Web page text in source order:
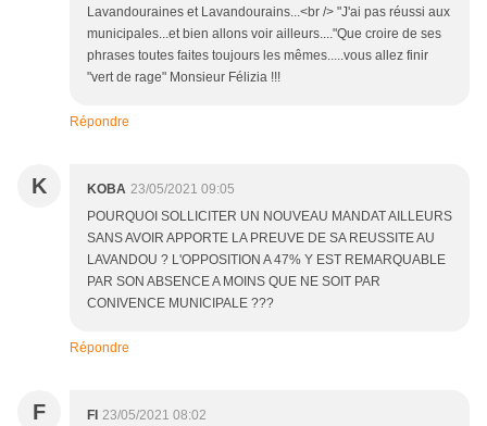
Lavandouraines et Lavandourains...<br /> "J'ai pas réussi aux
municipales...et bien allons voir ailleurs...."Que croire de ses
phrases toutes faites toujours les mêmes.....vous allez finir
"vert de rage" Monsieur Félizia !!!
Répondre
K KOBA 23/05/2021 09:05
POURQUOI SOLLICITER UN NOUVEAU MANDAT AILLEURS
SANS AVOIR APPORTE LA PREUVE DE SA REUSSITE AU
LAVANDOU ? L'OPPOSITION A 47% Y EST REMARQUABLE
PAR SON ABSENCE A MOINS QUE NE SOIT PAR
CONIVENCE MUNICIPALE ???
Répondre
F FI 23/05/2021 08:02